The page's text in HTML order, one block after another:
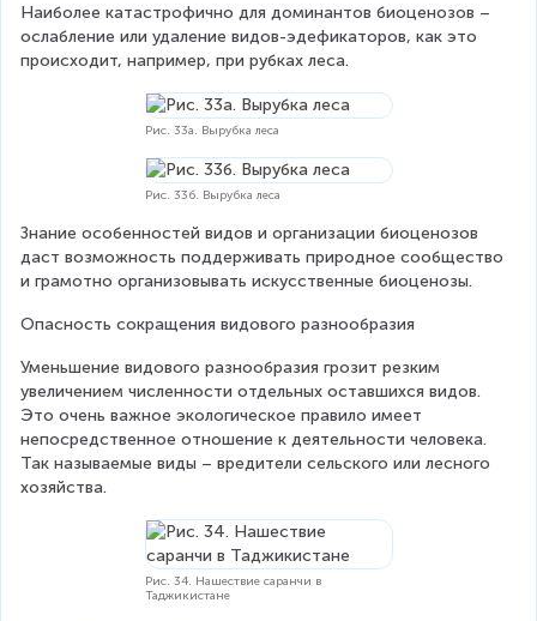
Наиболее катастрофично для доминантов биоценозов –
ослабление или удаление видов-эдефикаторов, как это
происходит, например, при рубках леса.
Рис. 33а. Вырубка леса
Рис. 33б. Вырубка леса
Знание особенностей видов и организации биоценозов
даст возможность поддерживать природное сообщество
и грамотно организовывать искусственные биоценозы.
Опасность сокращения видового разнообразия
Уменьшение видового разнообразия грозит резким
увеличением численности отдельных оставшихся видов.
Это очень важное экологическое правило имеет
непосредственное отношение к деятельности человека.
Так называемые виды – вредители сельского или лесного
хозяйства.
Рис. 34. Нашествие саранчи в
Таджикистане